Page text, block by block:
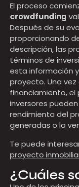
El proceso
crowdfunding
Después de su
proporcionando
descripción, las
términos de
esta información
proyecto. Una
financiamiento, el
inversores
rendimiento del
generadas o la
Te puede
proyecto
¿Cuáles